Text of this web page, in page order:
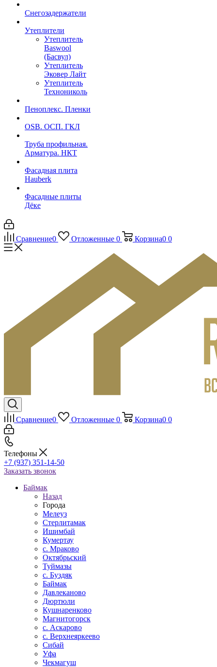
Снегозадержатели
Утеплители
Утеплитель
Baswool
(Басвул)
Утеплитель
Эковер Лайт
Утеплитель
Технониколь
Пеноплекс. Пленки
OSB. ОСП. ГКЛ
Труба профильная.
Арматура. НКТ
Фасадная плита
Hauberk
Фасадные плиты
Дёке
Сравнение0 Отложенные 0 Корзина0 0
Сравнение0 Отложенные 0 Корзина0 0
Телефоны
+7 (937) 351-14-50
Заказать звонок
Баймак
Назад
Города
Мелеуз
Стерлитамак
Ишимбай
Кумертау
c. Мраково
Октябрьский
Туймазы
c. Буздяк
Баймак
Давлеканово
Дюртюли
Кушнаренково
Магнитогорск
с. Аскарово
с. Верхнеяркеево
Сибай
Уфа
Чекмагуш